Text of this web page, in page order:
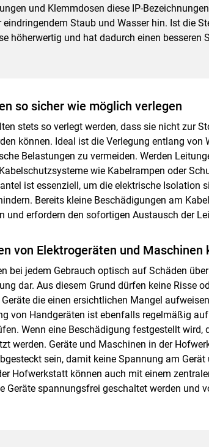
und Klemmdosen diese IP-
Staub und Wasser hin. Ist die
höherwertig und hat dadurch einen besseren
so sicher wie möglich verlegen
stets so verlegt werden, dass sie nicht zur
können. Ideal ist die Verlegung entlang von
Belastungen zu vermeiden. Werden
wie Kabelrampen oder
ist essenziell, um die elektrische Isolation
Bereits kleine Beschädigungen am
und erfordern den sofortigen Austausch der
von Elektrogeräten und Maschinen
bei jedem Gebrauch optisch auf Schäden
dar. Aus diesem Grund dürfen keine Risse
die einen ersichtlichen Mangel
von Handgeräten ist ebenfalls regelmäßig
Wenn eine Beschädigung festgestellt wird,
werden. Geräte und Maschinen in der
sein, damit keine Spannung am
Hofwerkstatt können auch mit einem
Geräte spannungsfrei geschaltet werden und